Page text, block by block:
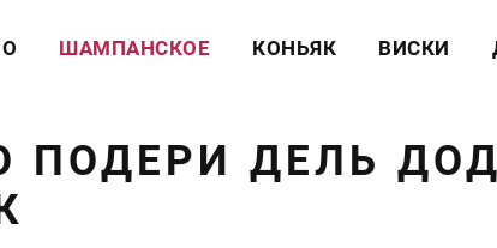
ШАМПАНСКОЕ КОНЬЯК ВИСКИ
ПОДЕРИ ДЕЛЬ